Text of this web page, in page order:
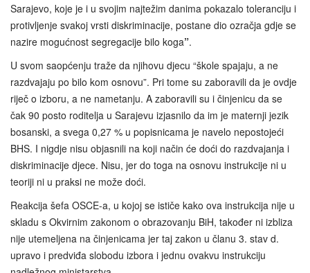
Sarajevo, koje je i u svojim najtežim danima pokazalo toleranciju i
protivljenje svakoj vrsti diskriminacije, postane dio ozračja gdje se
nazire mogućnost segregacije bilo koga”.
U svom saopćenju traže da njihovu djecu “škole spajaju, a ne
razdvajaju po bilo kom osnovu”. Pri tome su zaboravili da je ovdje
riječ o izboru, a ne nametanju. A zaboravili su i činjenicu da se
čak 90 posto roditelja u Sarajevu izjasnilo da im je maternji jezik
bosanski, a svega 0,27 % u popisnicama je navelo nepostojeći
BHS. I nigdje nisu objasnili na koji način će doći do razdvajanja i
diskriminacije djece. Nisu, jer do toga na osnovu instrukcije ni u
teoriji ni u praksi ne može doći.
Reakcija šefa OSCE-a, u kojoj se ističe kako ova instrukcija nije u
skladu s Okvirnim zakonom o obrazovanju BiH, također ni izbliza
nije utemeljena na činjenicama jer taj zakon u članu 3. stav d.
upravo i predviđa slobodu izbora i jednu ovakvu instrukciju